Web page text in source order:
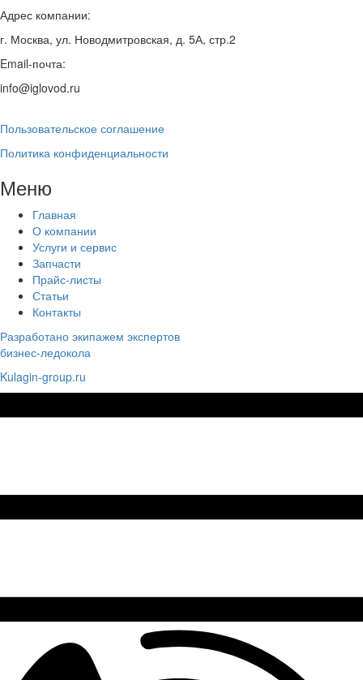
Адрес компании:
г. Москва, ул. Новодмитровская, д. 5А, стр.2
Email-почта:
info@iglovod.ru
Пользовательское соглашение
Политика конфиденциальности
Меню
Главная
О компании
Услуги и сервис
Запчасти
Прайс-листы
Статьи
Контакты
Разработано экипажем экспертов
бизнес-ледокола
Kulagin-group.ru